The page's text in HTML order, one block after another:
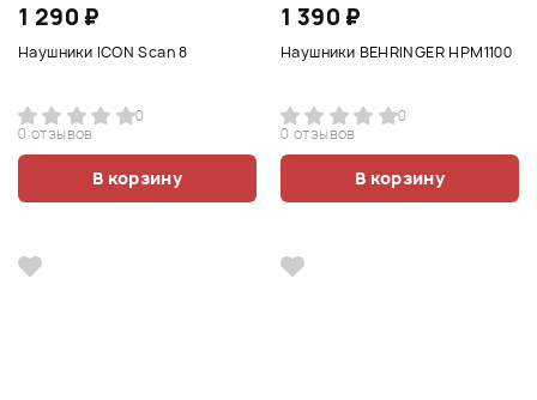
1 290 ₽
Наушники ICON Scan 8
0
0 отзывов
В корзину
1 390 ₽
Наушники BEHRINGER HPM1100
0
0 отзывов
В корзину